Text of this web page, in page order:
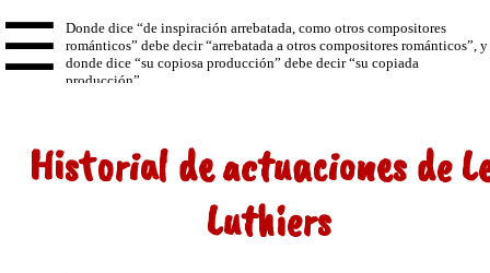
☰
Historial de actuaciones de
Luthiers